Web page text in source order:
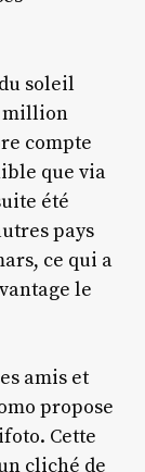
soleil
million
compte
que via
été
pays
ce qui a
le
amis et
propose
Cette
cliché de